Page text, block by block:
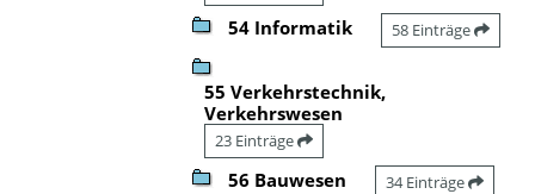
54 Informatik 58 Einträge
55 Verkehrstechnik,
Verkehrswesen
23 Einträge
56 Bauwesen 34 Einträge